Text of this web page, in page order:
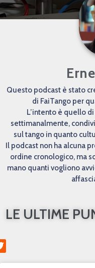
Questo podcast è stato
di FaiTango per
L’intento è quello
settimanalmente,
sul tango in quanto
Il podcast non ha alcuna
ordine cronologico, ma
mano quanti vogliono
LE ULTIME